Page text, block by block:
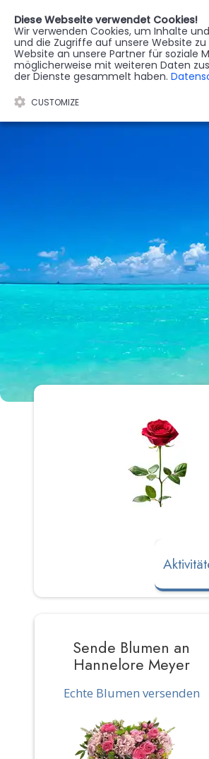
Sende Blumen an
Hannelore Meyer
Echte Blumen versenden
Diese Webseite verwendet Cookies!
Wir verwenden Cookies, um Inhalte
und die Zugriffe auf unsere Website
Website an unsere Partner für soziale
möglicherweise mit weiteren Daten
der Dienste gesammelt haben.
CUSTOMIZE